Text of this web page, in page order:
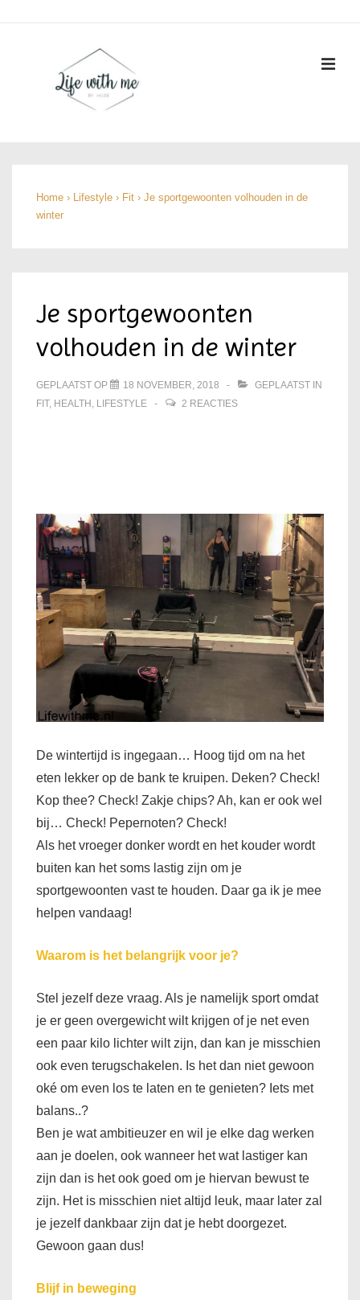
hoofdinhoud
Home › Lifestyle › Fit › Je sportgewoonten volhouden in de
winter
Je sportgewoonten
volhouden in de winter
GEPLAATST OP 18 NOVEMBER, 2018
GEPLAATST IN
FIT, HEALTH , LIFESTYLE 2 REACTIES
De wintertijd is ingegaan… Hoog tijd om na het
eten lekker op de bank te kruipen. Deken? Check!
Kop thee? Check! Zakje chips? Ah, kan er ook wel
bij… Check! Pepernoten? Check!
Als het vroeger donker wordt en het kouder wordt
buiten kan het soms lastig zijn om je
sportgewoonten vast te houden. Daar ga ik je mee
helpen vandaag!
Waarom is het belangrijk voor je?
Stel jezelf deze vraag. Als je namelijk sport omdat
je er geen overgewicht wilt krijgen of je net even
een paar kilo lichter wilt zijn, dan kan je misschien
ook even terugschakelen. Is het dan niet gewoon
oké om even los te laten en te genieten? Iets met
balans..?
Ben je wat ambitieuzer en wil je elke dag werken
aan je doelen, ook wanneer het wat lastiger kan
zijn dan is het ook goed om je hiervan bewust te
zijn. Het is misschien niet altijd leuk, maar later zal
je jezelf dankbaar zijn dat je hebt doorgezet.
Gewoon gaan dus!
Blijf in beweging